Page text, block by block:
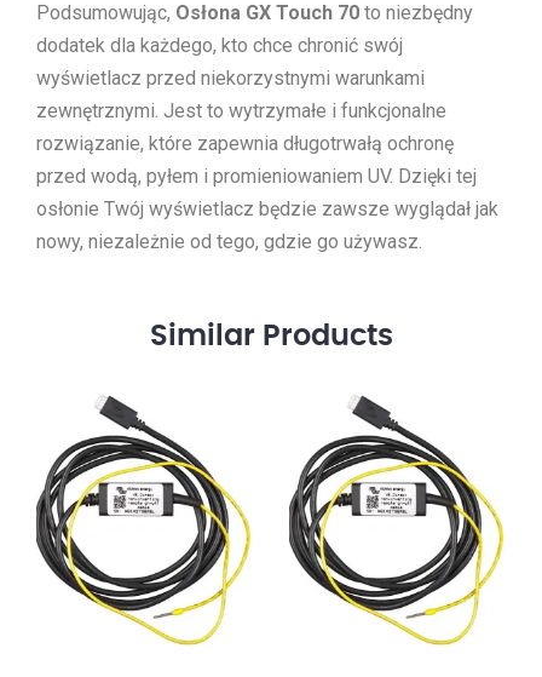
Podsumowując, Osłona GX Touch 70 to niezbędny
dodatek dla każdego, kto chce chronić swój
wyświetlacz przed niekorzystnymi warunkami
zewnętrznymi. Jest to wytrzymałe i funkcjonalne
rozwiązanie, które zapewnia długotrwałą ochronę
przed wodą, pyłem i promieniowaniem UV. Dzięki tej
osłonie Twój wyświetlacz będzie zawsze wyglądał jak
nowy, niezależnie od tego, gdzie go używasz.
Similar Products